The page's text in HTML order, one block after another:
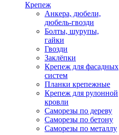
Крепеж
Анкера, дюбели,
дюбель-гвозди
Болты, шурупы,
гайки
Гвозди
Заклёпки
Крепеж для фасадных
систем
Планки крепежные
Крепеж для рулонной
кровли
Саморезы по дереву
Саморезы по бетону
Саморезы по металлу